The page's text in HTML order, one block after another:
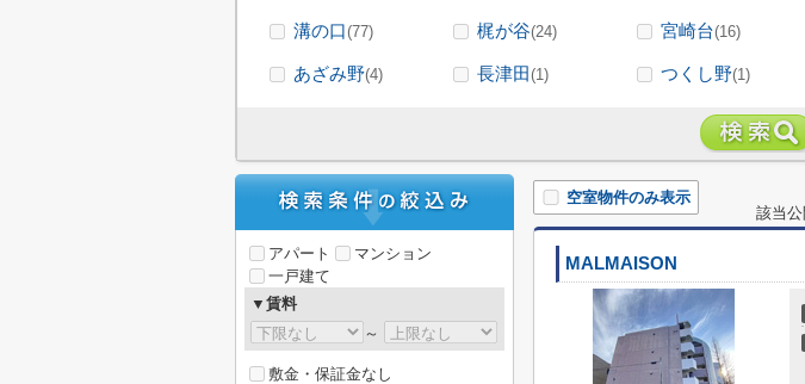
溝の口(77) 梶が谷(24) 宮崎台(16)
あざみ野(4) 長津田(1) つくし野(1)
空室物件のみ表示
該当
MALMAISON
アパート
マンション
一戸建て
▼賃料
～
敷金・保証金なし